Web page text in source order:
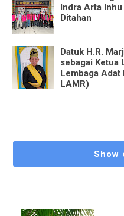
Indra Arta
Ditahan
Datuk H.R.
sebagai Ketua
Lembaga Adat
LAMR)
Show